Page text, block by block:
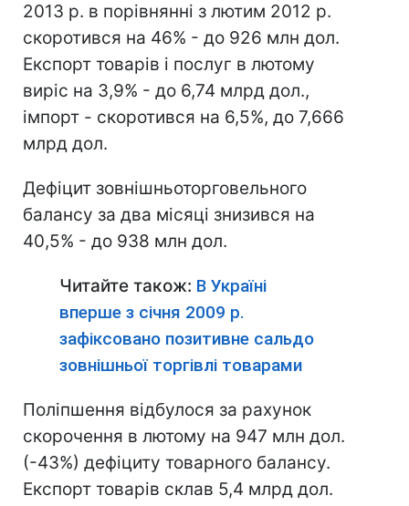
2013 р. в порівнянні з лютим 2012 р.
скоротився на 46% - до 926 млн дол.
Експорт товарів і послуг в лютому
виріс на 3,9% - до 6,74 млрд дол.,
імпорт - скоротився на 6,5%, до 7,666
млрд дол.
Дефіцит зовнішньоторговельного
балансу за два місяці знизився на
40,5% - до 938 млн дол.
Читайте також: В Україні
вперше з січня 2009 р.
зафіксовано позитивне сальдо
зовнішньої торгівлі товарами
Поліпшення відбулося за рахунок
скорочення в лютому на 947 млн дол.
(-43%) дефіциту товарного балансу.
Експорт товарів склав 5,4 млрд дол.